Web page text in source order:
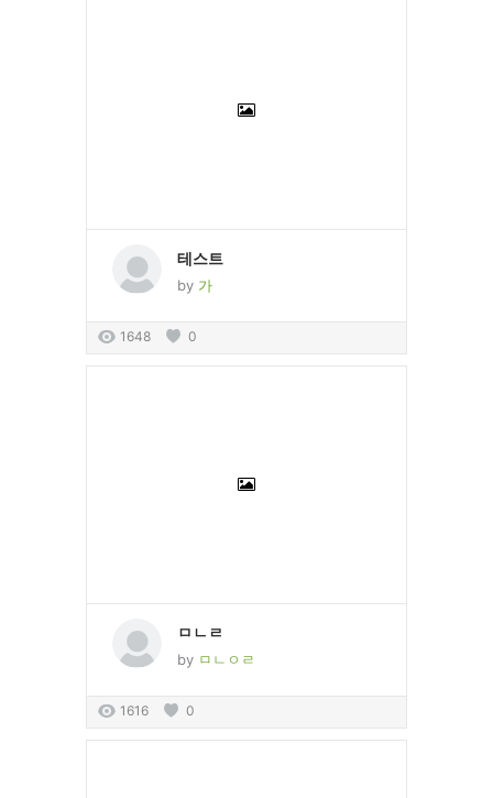
테스트
by 가
1648 0
ㅁㄴㄹ
by ㅁㄴㅇㄹ
1616 0